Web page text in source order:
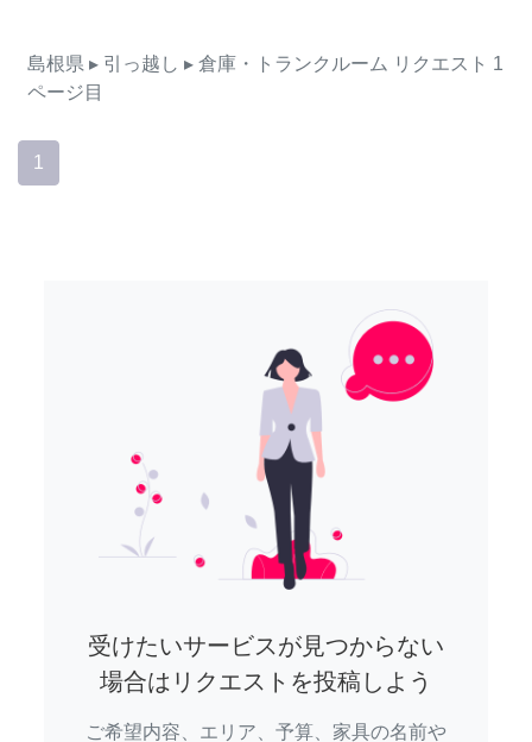
島根県 ▸ 引っ越し ▸ 倉庫・トランクルーム リクエスト 1
ページ目
1
受けたいサービスが見つからない
場合はリクエストを投稿しよう
ご希望内容、エリア、予算、家具の名前や